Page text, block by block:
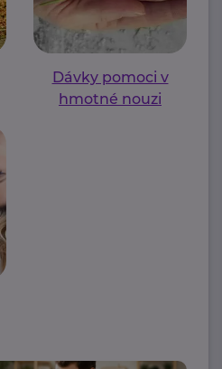
Dávky pomoci v
hmotné nouzi